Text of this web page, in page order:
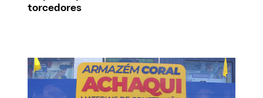
torcedores